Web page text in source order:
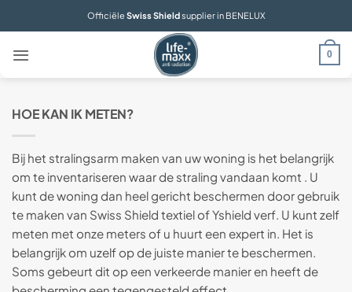
Officiële Swiss Shieldsupplier in BENELUX
0
HOE KAN IK METEN?
Bij het stralingsarm maken van uw woning is het belangrijk
om te inventariseren waar de straling vandaan komt . U
kunt de woning dan heel gericht beschermen door gebruik
te maken van Swiss Shield textiel of Yshield verf. U kunt zelf
meten met onze meters of u huurt een expert in. Het is
belangrijk om uzelf op de juiste manier te beschermen.
Soms gebeurt dit op een verkeerde manier en heeft de